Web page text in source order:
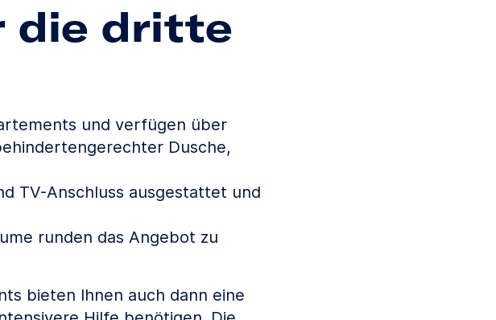
die dritte
und verfügen über
Dusche,
TV-Anschluss ausgestattet und
runden das Angebot zu
bieten Ihnen auch dann eine